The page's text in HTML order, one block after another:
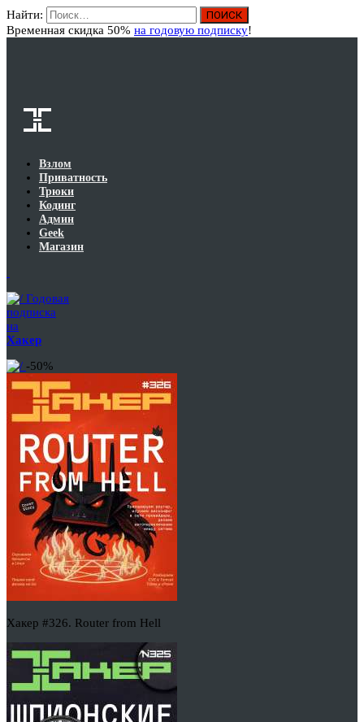
Найти:
Временная скидка 50% на годовую подписку!
Взлом
Приватность
Трюки
Кодинг
Админ
Geek
Магазин
Годовая
подписка
на
Хакер
-50%
Хакер #326. Router from Hell